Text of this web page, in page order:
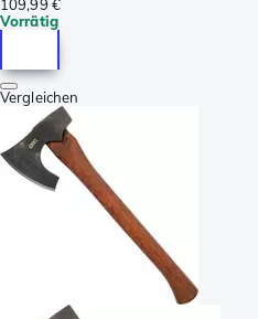
109,99 €
Vorrätig
Vergleichen